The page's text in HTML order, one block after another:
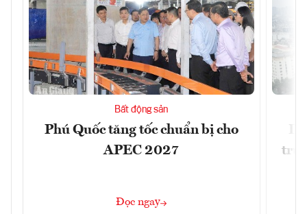
Bất động sản
Phú Quốc tăng tốc chuẩn bị cho
APEC 2027
Đọc ngay